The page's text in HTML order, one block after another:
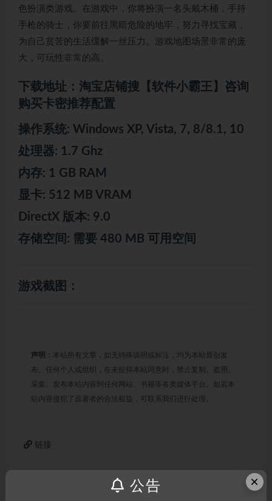
色扮演类游戏。在游戏中，你将扮演一名头戴木桶，手持
手枪的骑士，你要前往黑暗危险的地牢，努力寻找宝藏，
为自己贫苦的生活缓解一丝压力。游戏地图场景非常的庞
大，可玩性非常的高。
下载地址：淘宝店铺搜【软件小霸王】咨询
购买卡密推荐配置
操作系统: Windows XP, Vista, 7, 8/8.1, 10
处理器: 1.7 Ghz
内存: 1 GB RAM
显卡: 512 MB VRAM
DirectX 版本: 9.0
存储空间: 需要 480 MB 可用空间
游戏截图：
声明： 本站所有文章，如无特殊说明或标注，均为本站原创发
布。任何个人或组织，在未征得本站同意时，禁止复制、盗用、
采集、发布本站内容到任何网站、书籍等各类媒体平台。如若本
站内容侵犯了原著者的合法权益，可联系我们进行处理。
链接
×
公告